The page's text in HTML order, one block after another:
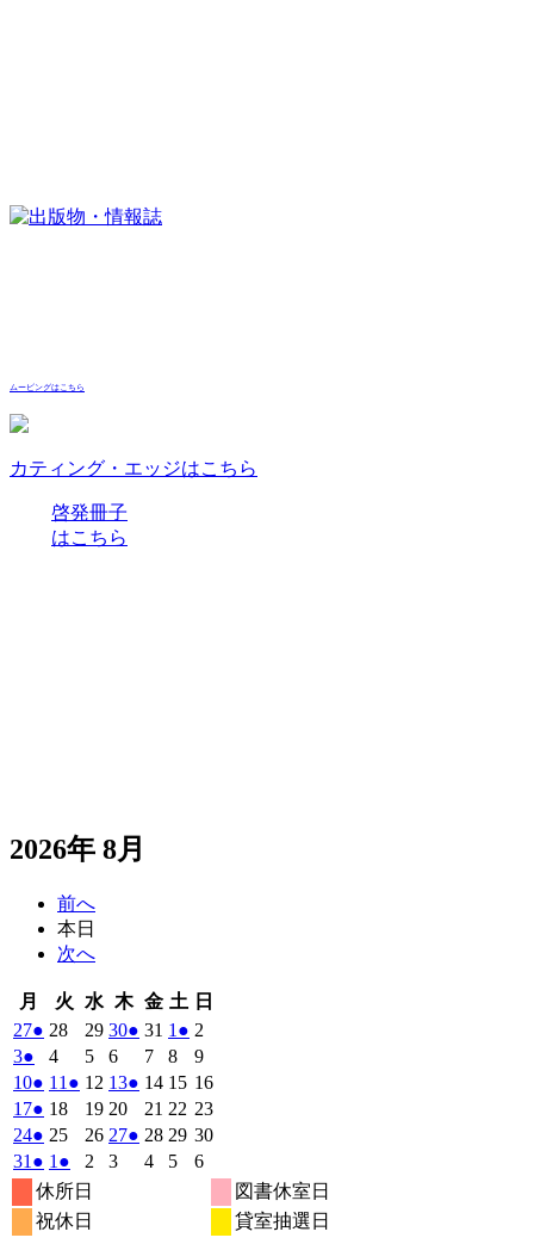
ムービングはこちら
カティング・エッジはこちら
啓発冊子
はこちら
2026年 8月
前へ
本日
次へ
月
曜
日
火 火
曜
日
水 水
曜
日
木木
曜
日
金金
曜
日
土 土
曜
日
日
272026
年
7
月
27
日
● (1
件
の
イ
ベ
ン
ト)
282026
7
月
日
292026
年
7
月
29
日
302026
7
月
30
日
● (1
件
の
イ
ベ
ン
31 2026
年
7
月
31
日
1 2026
年
8
月
1
日
● (1
件
の
イ
ベ
ン
ト)
2
年
8
月
2
日
32026
年
8
月
3
日
●
件
の
イ
ベ
ン
ト)
42026
年
8
月
4
日
52026
年
8
月
5
日
62026
年
8
月
6
日
72026
年
8
月
7
日
82026
年
8
月
8
日
92026
年
8
月
9
日
102026
年
8
月
10
日
● (1
件
の
イ
ベ
ン
ト)
11 2026
11
日
● (1
件
の
イ
ベ
ン
ト)
12 2026
年
8
月
12
132026
年
8
月
● (1
件
の
イ
142026
年
8
月
14
152026
年
8
月
15
162026
8
16
172026
年
8
月
17
日
● (1
件
の
イ
ベ
ン
182026
月
18
日
192026
年
8
202026
年
21 2026
年
8
22 2026
年
232026
年
月
242026
年
8
月
24
● (1
件
の
イ
ベ
252026
年
8
月
25
262026
年
272026
● (1
件
282026
年
292026
年
302026
8
月
31 2026
年
8
月
● (1
件
の
イ
1 2026
年
9
月
●
件
の
イ
2 2026
32026
42026
52026
62026
年
9
休所日
図書休室日
祝休日
貸室抽選日